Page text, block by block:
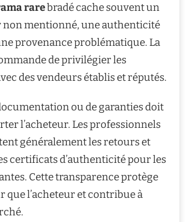
rarebradé cache souvent un
non mentionné, une authenticité
provenance problématique. La
de privilégier les
des vendeurs établis et réputés.
ou de garanties doit
l’acheteur. Les professionnels
généralement les retours et
certificats d’authenticité pour les
Cette transparence protège
que l’acheteur et contribue à